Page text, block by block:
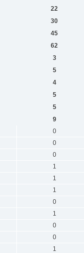
22
30
45
62
3
5
4
5
5
9
0
0
0
1
1
1
0
1
0
0
1